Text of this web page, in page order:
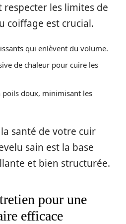
les limites de
coiffage est crucial.
qui enlèvent du volume.
de chaleur pour cuire les
poils doux, minimisant les
santé de votre cuir
sain est la base
et bien structurée.
pour une
efficace